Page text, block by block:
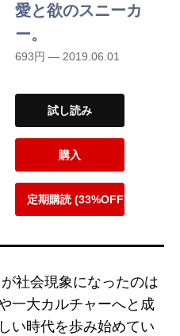
愛と欲のスニーカ
ー。
693円 — 2019.06.01
試し読み
購入
定期購読 (33%OFF)
社会現象になったのは
一大カルチャーへと成
い時代を歩み始めてい